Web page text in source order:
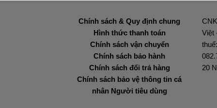
Chính sách & Quy định chung
Hình thức thanh toán
Chính sách vận chuyển
Chính sách bảo hành
Chính sách đổi trả hàng
Chính sách bảo vệ thông tin cá
nhân Người tiêu dùng
Việt
20